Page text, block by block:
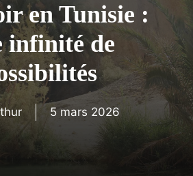
en Tunisie :
infinité de
5 mars 2026